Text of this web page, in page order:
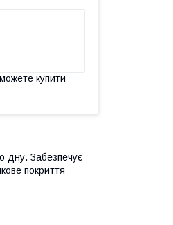
купити
дну. Забезпечує
покриття